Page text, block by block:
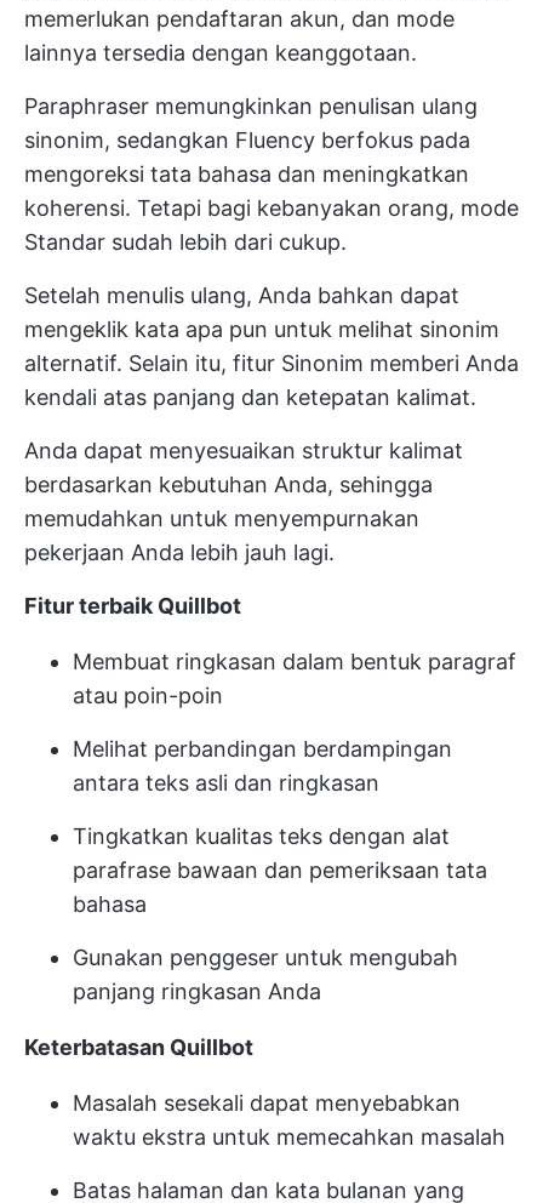
memerlukan pendaftaran akun, dan mode
lainnya tersedia dengan keanggotaan.
Paraphraser memungkinkan penulisan ulang
sinonim, sedangkan Fluency berfokus pada
mengoreksi tata bahasa dan meningkatkan
koherensi. Tetapi bagi kebanyakan orang, mode
Standar sudah lebih dari cukup.
Setelah menulis ulang, Anda bahkan dapat
mengeklik kata apa pun untuk melihat sinonim
alternatif. Selain itu, fitur Sinonim memberi Anda
kendali atas panjang dan ketepatan kalimat.
Anda dapat menyesuaikan struktur kalimat
berdasarkan kebutuhan Anda, sehingga
memudahkan untuk menyempurnakan
pekerjaan Anda lebih jauh lagi.
Fitur terbaik Quillbot
Membuat ringkasan dalam bentuk paragraf
atau poin-poin
Melihat perbandingan berdampingan
antara teks asli dan ringkasan
Tingkatkan kualitas teks dengan alat
parafrase bawaan dan pemeriksaan tata
bahasa
Gunakan penggeser untuk mengubah
panjang ringkasan Anda
Keterbatasan Quillbot
Masalah sesekali dapat menyebabkan
waktu ekstra untuk memecahkan masalah
Batas halaman dan kata bulanan yang